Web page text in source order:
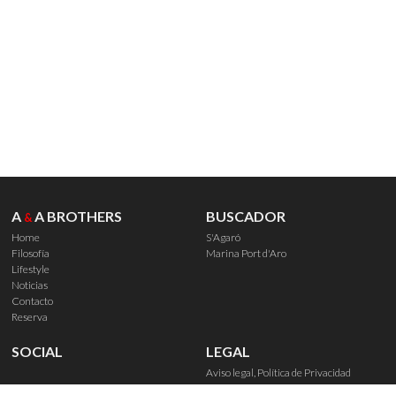
A &A BROTHERS
Home
Filosofía
Lifestyle
Noticias
Contacto
Reserva
BUSCADOR
S'Agaró
Marina Port d'Aro
SOCIAL LEGAL
Aviso legal, Política de Privacidad
Política de Cookies